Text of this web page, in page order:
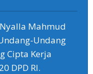
Mahmud
Undang
Cipta Kerja
DPD RI.